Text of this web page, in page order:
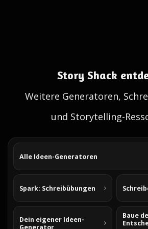
Story Shack
Weitere Generatoren,
und Storytelling-
Alle Ideen-Generatoren
Spark: Schreibübungen
Dein eigener Ideen-
Generator
Baue